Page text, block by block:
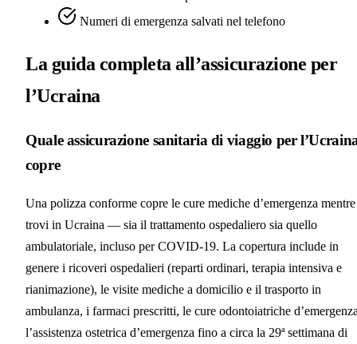
Numeri di emergenza salvati nel telefono
La guida completa all’assicurazione per
l’Ucraina
Quale assicurazione sanitaria di viaggio per
copre
Una polizza conforme copre le cure mediche d’emergenza
trovi in Ucraina — sia il trattamento ospedaliero sia quello
ambulatoriale, incluso per COVID-19. La copertura include in
genere i ricoveri ospedalieri (reparti ordinari, terapia intensiva e
rianimazione), le visite mediche a domicilio e il trasporto in
ambulanza, i farmaci prescritti, le cure odontoiatriche
l’assistenza ostetrica d’emergenza fino a circa la 29ª settimana di